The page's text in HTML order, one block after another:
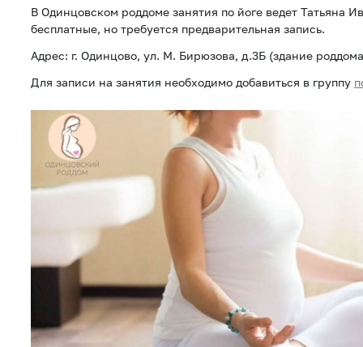
В Одинцовском роддоме занятия по йоге ведет Татьяна
бесплатные, но требуется предварительная запись.
Адрес: г. Одинцово, ул. М. Бирюзова, д.3Б (здание
Для записи на занятия необходимо добавиться в группу